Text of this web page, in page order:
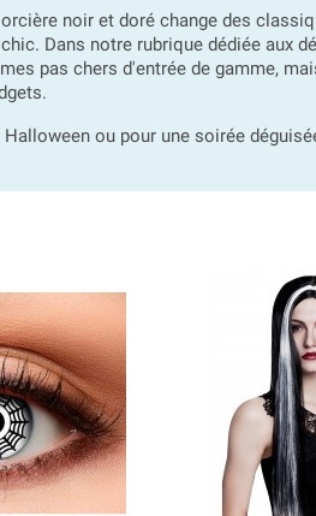
noir et doré change des
Dans notre rubrique dédiée aux
pas chers d'entrée de gamme,
ou pour une soirée